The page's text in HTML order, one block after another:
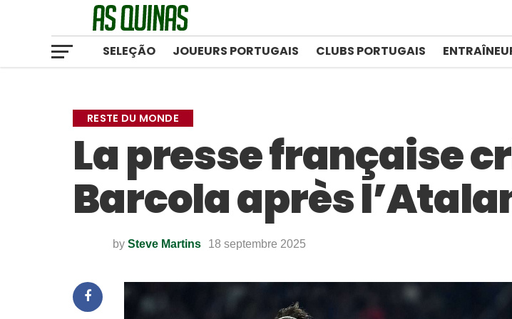
SELEÇÃO JOUEURS PORTUGAIS CLUBS PORTUGAIS
RESTE DU MONDE
La presse française
Barcola après
by Steve Martins 18 septembre 2025